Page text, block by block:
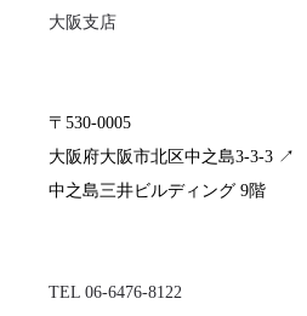
大阪支店
〒530-0005
大阪府大阪市北区中之島3-3-3 ↗️
TEL 06-6476-8122